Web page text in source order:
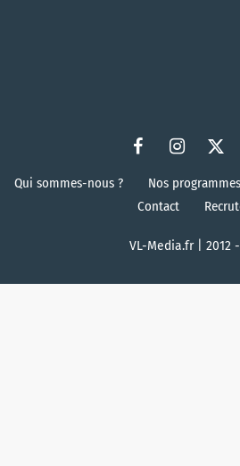
Qui sommes-nous ? Nos
Contact
VL-Media.fr | 2012